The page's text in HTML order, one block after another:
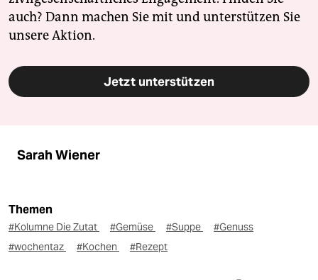
auch? Dann machen Sie mit und unterstützen Sie
unsere Aktion.
Jetzt unterstützen
Sarah Wiener
Themen
#Kolumne Die Zutat #Gemüse #Suppe
#Genuss
#wochentaz
#Kochen #Rezept